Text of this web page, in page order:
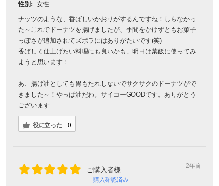
性別: 女性
ナッツのような、香ばしいかおりがするんですね！しらなかっ
た～これでドーナツを揚げましたが、手間をかけずともお菓子
っぽさが追加されてズボラにはありがたいです(笑)
香ばしく仕上げたい料理にも良いかも。明日は菜飯に使ってみ
ようと思います！
あ、揚げ油としても胃もたれしないでサクサクのドーナツがで
きました～！やっぱ油だわ。サイコーGOODです。ありがとう
ございます
役に立った 0
ご購入者様
購入確認済み
2年前